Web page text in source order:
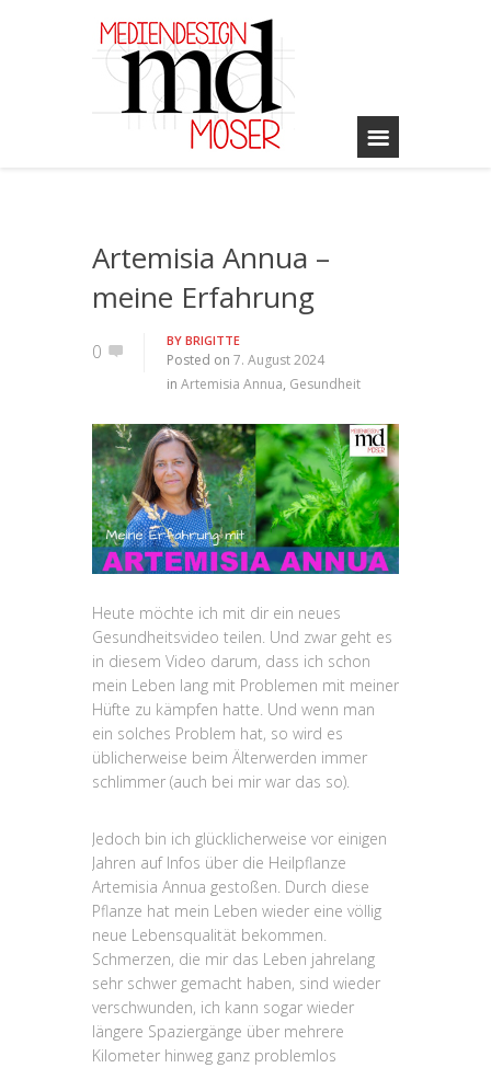
Artemisia Annua –
meine Erfahrung
0 BY BRIGITTE
Posted on 7. August 2024
in Artemisia Annua, Gesundheit
Heute möchte ich mit dir ein neues
Gesundheitsvideo teilen. Und zwar geht es
in diesem Video darum, dass ich schon
mein Leben lang mit Problemen mit meiner
Hüfte zu kämpfen hatte. Und wenn man
ein solches Problem hat, so wird es
üblicherweise beim Älterwerden immer
schlimmer (auch bei mir war das so).
Jedoch bin ich glücklicherweise vor einigen
Jahren auf Infos über die Heilpflanze
Artemisia Annua gestoßen. Durch diese
Pflanze hat mein Leben wieder eine völlig
neue Lebensqualität bekommen.
Schmerzen, die mir das Leben jahrelang
sehr schwer gemacht haben, sind wieder
verschwunden, ich kann sogar wieder
längere Spaziergänge über mehrere
Kilometer hinweg ganz problemlos